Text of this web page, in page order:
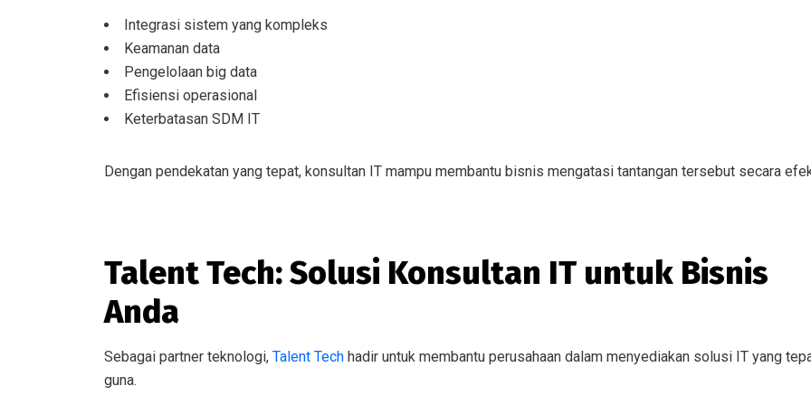
Integrasi sistem yang kompleks
Keamanan data
Pengelolaan big data
Efisiensi operasional
Keterbatasan SDM IT
Dengan pendekatan yang tepat, konsultan IT mampu membantu bisnis mengatasi tantangan tersebut secara
Talent Tech: Solusi Konsultan IT untuk Bisnis
Anda
Sebagai partner teknologi, Talent Tech hadir untuk membantu perusahaan dalam menyediakan solusi IT yang
guna.